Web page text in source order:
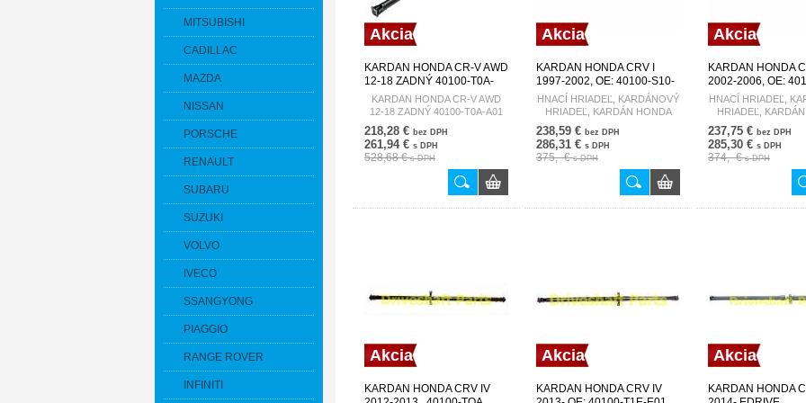
MITSUBISHI
CADILLAC
MAZDA
NISSAN
PORSCHE
RENAULT
SUBARU
SUZUKI
VOLVO
IVECO
SSANGYONG
PIAGGIO
RANGE ROVER
INFINITI
Akcia
KARDAN HONDA CR-V AWD
12-18 ZADNÝ 40100-T0A-
A01
KARDAN HONDA CR-V AWD
12-18 ZADNÝ 40100-T0A-A01
218,28 € bez DPH
261,94 € s DPH
528,68 €s DPH
Akcia
KARDAN HONDA CRV I
1997-2002, OE: 40100-S10-
A01, 40100-S10-003
EDRIVE
HNACÍ HRIADEĽ, KARDÁNOVÝ
HRIADEĽ, KARDÁN HONDA
CRV I 1997-2002 L = 2100MM,
L1 = 1000MM
238,59 € bez DPH
286,31 € s DPH
375,- €s DPH
Akcia
KARDAN HONDA
2002-2006, OE:
A01, 40100-S9A-
40100-SCW-A03
HNACÍ HRIADEĽ,
HRIADEĽ,
CRV II 2002-2006 L =
L1 = 820MM,
237,75 € bez DPH
285,30 € s DPH
374,- €s DPH
Akcia
KARDAN HONDA CRV IV
Akcia
KARDAN HONDA CRV IV
Akcia
KARDAN HONDA